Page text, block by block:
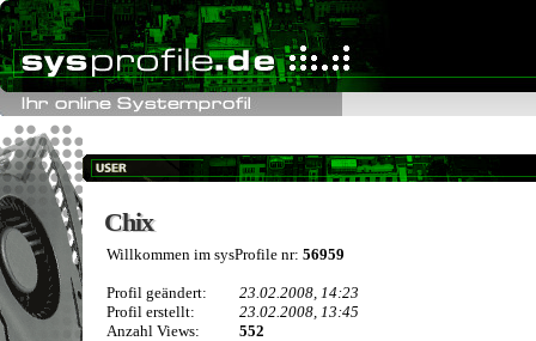
Chix
Chix
Willkommen im sysProfile nr: 56959
Profil geändert:
23.02.2008, 14:23
Profil erstellt:
23.02.2008, 13:45
Anzahl Views:
552